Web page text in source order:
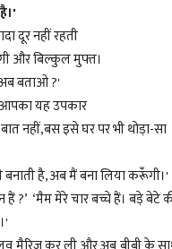
दूर नहीं रहती
और बिल्कुल मुफ्त।
बताओ ?'
यह उपकार
नहीं,बस इसे घर पर भी थोड़ा-सा
है, अब मैं बना लिया करूंँगी।'
‘मैम मेरे चार बच्चे हैं। बड़े बेटे